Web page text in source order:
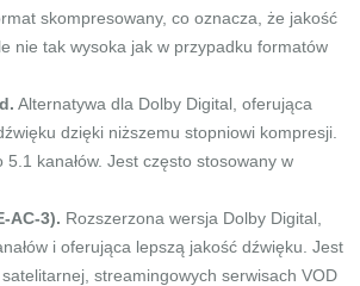
skompresowany, co oznacza, że jakość
nie tak wysoka jak w przypadku formatów
Alternatywa dla Dolby Digital, oferująca
dzięki niższemu stopniowi kompresji.
5.1 kanałów. Jest często stosowany w
AC-3). Rozszerzona wersja Dolby Digital,
i oferująca lepszą jakość dźwięku. Jest
streamingowych serwisach VOD